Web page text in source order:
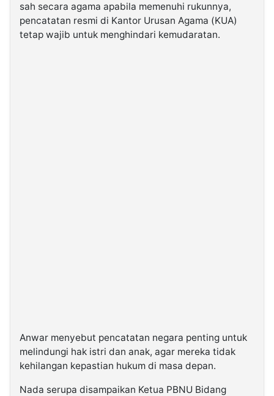
sah secara agama apabila memenuhi rukunnya,
pencatatan resmi di Kantor Urusan Agama (KUA)
tetap wajib untuk menghindari kemudaratan.
Anwar menyebut pencatatan negara penting untuk
melindungi hak istri dan anak, agar mereka tidak
kehilangan kepastian hukum di masa depan.
Nada serupa disampaikan Ketua PBNU Bidang